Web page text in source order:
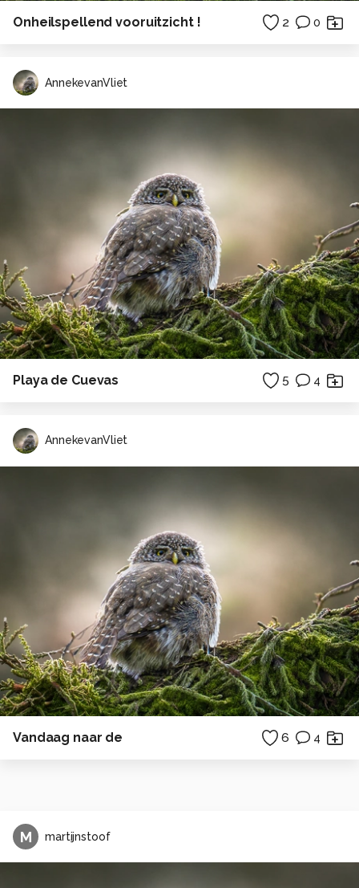
Onheilspellend vooruitzicht ! 2 0
AnnekevanVliet
Playa de Cuevas 5 4
AnnekevanVliet
Vandaag naar de 6 4
M martijnstoof